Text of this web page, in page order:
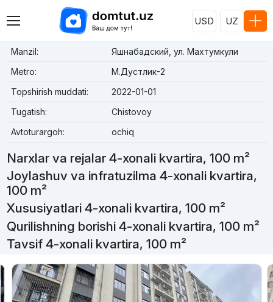
USD UZ
Manzil:
Яшнабадский, ул. Махтумкули
Metro:
М.Дустлик-2
Topshirish muddati:
2022-01-01
Tugatish:
Chistovoy
Avtoturargoh:
ochiq
Narxlar va rejalar 4-xonali kvartira, 100 m²
Joylashuv va infratuzilma 4-xonali kvartira,
100 m²
Xususiyatlari 4-xonali kvartira, 100 m²
Qurilishning borishi 4-xonali kvartira, 100 m²
Tavsif 4-xonali kvartira, 100 m²